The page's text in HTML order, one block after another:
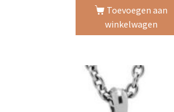
Toevoegen aan
winkelwagen